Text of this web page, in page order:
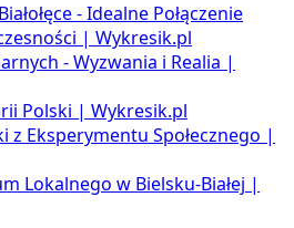
- Idealne Połączenie
| Wykresik.pl
- Wyzwania i Realia |
Polski | Wykresik.pl
z Eksperymentu Społecznego |
Lokalnego w Bielsku-Białej |